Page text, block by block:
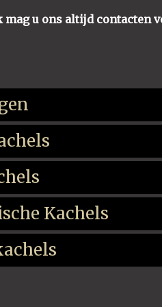
u ons altijd contacten
Kachels